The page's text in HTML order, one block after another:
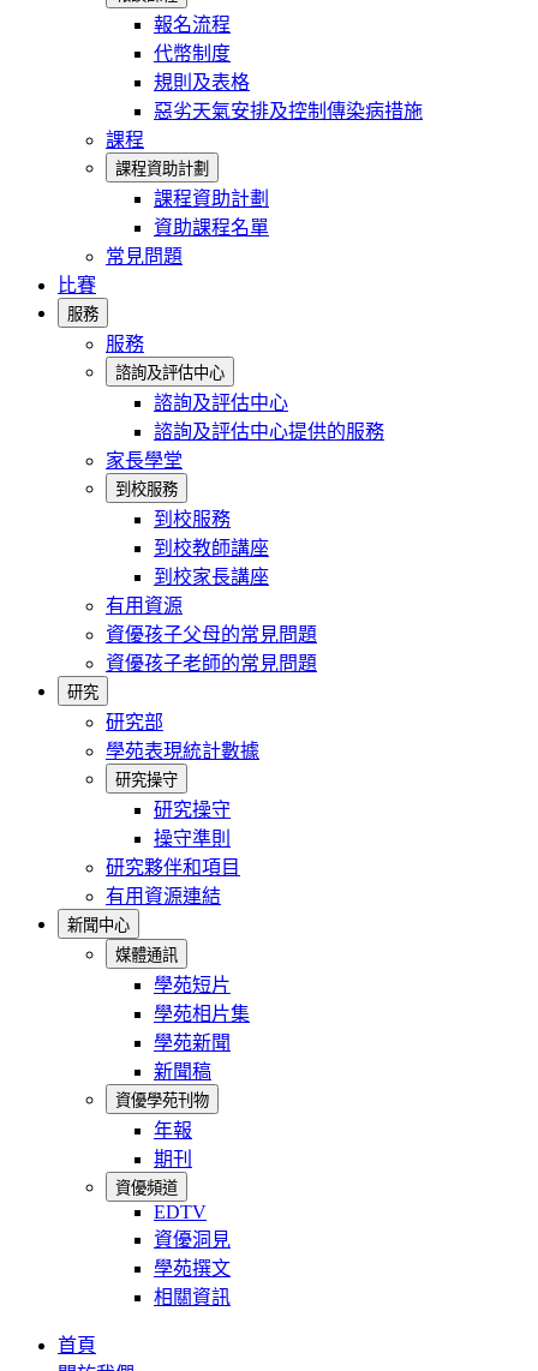
報名流程
代幣制度
規則及表格
惡劣天氣安排及控制傳染病措施
課程
課程資助計劃
課程資助計劃
資助課程名單
常見問題
比賽
服務
服務
諮詢及評估中心
諮詢及評估中心
諮詢及評估中心提供的服務
家長學堂
到校服務
到校服務
到校教師講座
到校家長講座
有用資源
資優孩子父母的常見問題
資優孩子老師的常見問題
研究
研究部
學苑表現統計數據
研究操守
研究操守
操守準則
研究夥伴和項目
有用資源連結
新聞中心
媒體通訊
學苑短片
學苑相片集
學苑新聞
新聞稿
資優學苑刊物
年報
期刊
資優頻道
EDTV
資優洞見
學苑撰文
相關資訊
首頁